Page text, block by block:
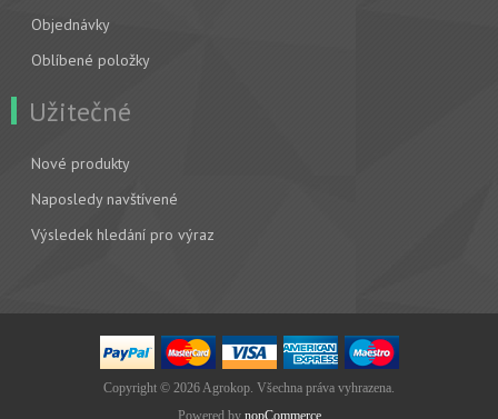
Objednávky
Oblíbené položky
Užitečné
Nové produkty
Naposledy navštívené
Výsledek hledání pro výraz
Copyright © 2026 Agrokop. Všechna práva vyhrazena.
Powered by nopCommerce